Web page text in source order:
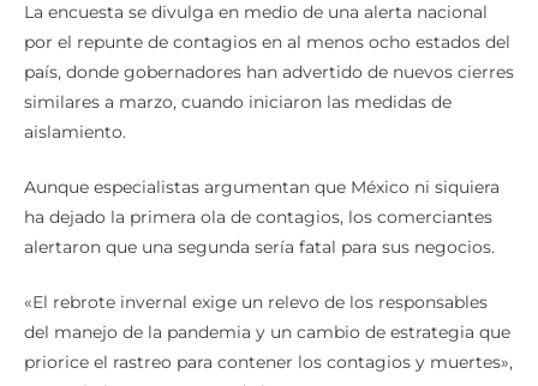
La encuesta se divulga en medio de una alerta nacional
por el repunte de contagios en al menos ocho estados del
país, donde gobernadores han advertido de nuevos cierres
similares a marzo, cuando iniciaron las medidas de
aislamiento.
Aunque especialistas argumentan que México ni siquiera
ha dejado la primera ola de contagios, los comerciantes
alertaron que una segunda sería fatal para sus negocios.
«El rebrote invernal exige un relevo de los responsables
del manejo de la pandemia y un cambio de estrategia que
priorice el rastreo para contener los contagios y muertes»,